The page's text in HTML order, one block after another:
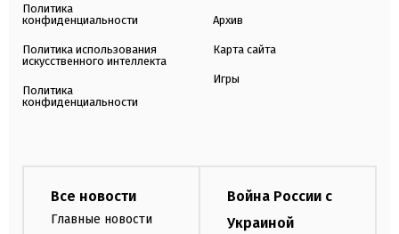
Политика
конфиденциальности
Политика использования
искусственного интеллекта
Политика
конфиденциальности
Архив
Карта сайта
Игры
Все новости
Главные новости
Война России с
Украиной